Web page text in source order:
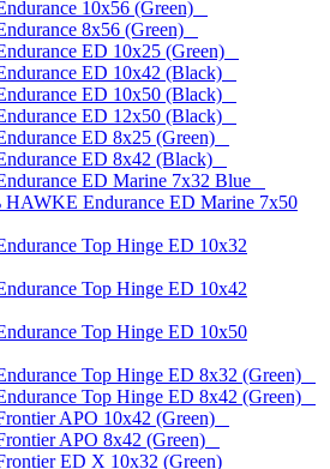
10x56 (Green)
8x56 (Green)
ED 10x25 (Green)
ED 10x42 (Black)
ED 10x50 (Black)
ED 12x50 (Black)
ED 8x25 (Green)
ED 8x42 (Black)
ED Marine 7x32 Blue
HAWKE Endurance ED Marine 7x50
Top Hinge ED 10x32
Top Hinge ED 10x42
Top Hinge ED 10x50
Top Hinge ED 8x32 (Green)
Top Hinge ED 8x42 (Green)
APO 10x42 (Green)
APO 8x42 (Green)
ED X 10x32 (Green)